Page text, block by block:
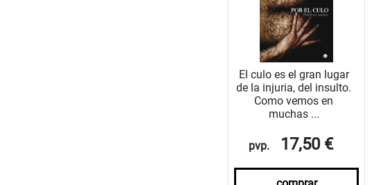
El culo es el gran lugar
de la injuria, del insulto.
Como vemos en
muchas ...
pvp. 17,50 €